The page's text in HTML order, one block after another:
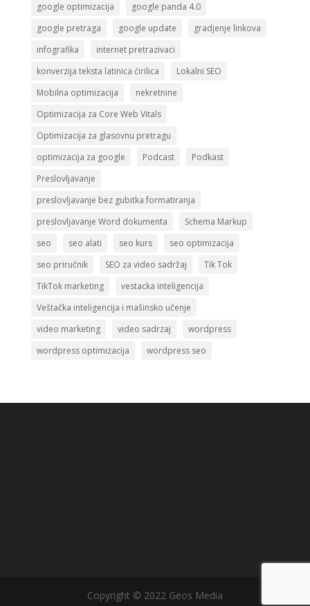
google optimizacija
google panda 4.0
google pretraga
google update
gradjenje linkova
infografika
internet pretrazivaci
konverzija teksta latinica ćirilica
Lokalni SEO
Mobilna optimizacija
nekretnine
Optimizacija za Core Web Vitals
Optimizacija za glasovnu pretragu
optimizacija za google
Podcast
Podkast
Preslovljavanje
preslovljavanje bez gubitka formatiranja
preslovljavanje Word dokumenta
Schema Markup
seo
seo alati seo kurs
seo optimizacija
seo priručnik
SEO za video sadržaj
Tik Tok
TikTok marketing
vestacka inteligencija
Veštačka inteligencija i mašinsko učenje
video marketing
video sadrzaj
wordpress
wordpress optimizacija
wordpress seo
Copyright © 2022 Geos Media